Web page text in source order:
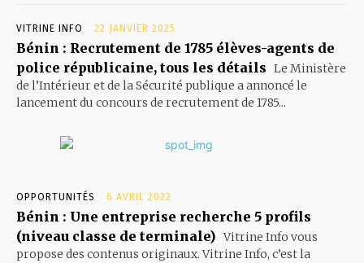
VITRINE INFO 22 JANVIER 2025
Bénin : Recrutement de 1785 élèves-agents de
police républicaine, tous les détails Le Ministère
de l’Intérieur et de la Sécurité publique a annoncé le
lancement du concours de recrutement de 1785...
OPPORTUNITÉS 6 AVRIL 2022
Bénin : Une entreprise recherche 5 profils
(niveau classe de terminale) Vitrine Info vous
propose des contenus originaux. Vitrine Info, c’est la